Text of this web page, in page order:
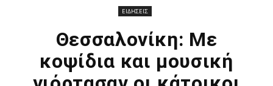
ΕΙΔΗΣΕΙΣ
Θεσσαλονίκη: Με
κοψίδια και μουσική